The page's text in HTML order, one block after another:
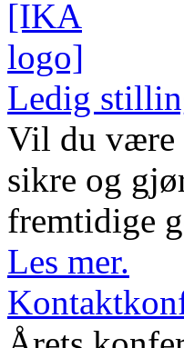
Ledig
Vil du være
sikre og
fremtidige
Les mer.